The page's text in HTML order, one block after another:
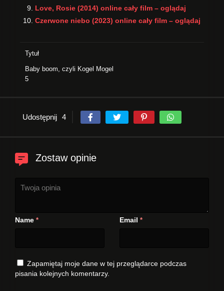
Love, Rosie (2014) online cały film – oglądaj
Czerwone niebo (2023) online cały film – oglądaj
Tytuł
Baby boom, czyli Kogel Mogel
5
Udostępnij 4
Zostaw opinie
Name * Email *
Zapamiętaj moje dane w tej przeglądarce podczas
pisania kolejnych komentarzy.